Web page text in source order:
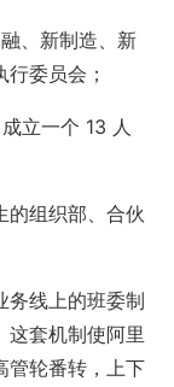
、新制造、新
委员会；
立一个 13 人
的组织部、合伙
务线上的班委制
这套机制使阿里
管轮番转，上下